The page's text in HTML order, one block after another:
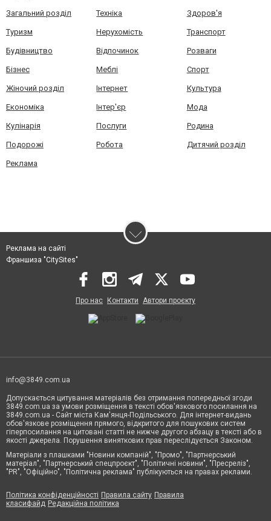
Загальний розділ Техніка Здоров'я
Туризм Нерухомість Транспорт
Будівництво Відпочинок Розваги
Бізнес Меблі Спорт
Жіночий розділ Інтернет Культура
Економіка Інтер'єр Мода
Кулінарія Послуги Родина
Подорожі Робота Дитячий розділ
Реклама
Реклама на сайті
Франшиза "CitySites"
Про нас Контакти Автори проєкту
info@3849.com.ua
Допускається цитування матеріалів без отримання попередньої згоди
3849.com.ua за умови розміщення в тексті обов'язкового посилання на
3849.com.ua - Сайт міста Кам'янця-Подільського. Для інтернет-видань
обов'язкове розміщення прямого, відкритого для пошукових систем
гіперпосилання на цитовані статті не нижче другого абзацу в тексті або в
якості джерела. Порушення виняткових прав переслідується Законом.
Матеріали з плашками "Новини компаній", "Промо", "Партнерський
матеріал", "Партнерський спецпроєкт", "Політичні новини", "Пресреліз",
"PR", "Офіційно", "Політична реклама" публікуються на правах реклами.
Політика конфіденційності Правила сайту Правила
класифайд Редакційна політика